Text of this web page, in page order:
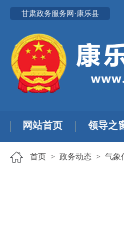
甘肃政务服务网·康乐县
网站首页 领导之
首页 > 政务动态 > 气象